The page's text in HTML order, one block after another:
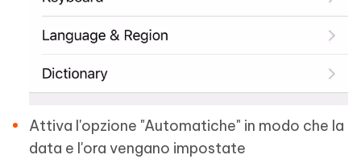
Attiva l'opzione "Automatiche" in modo che la
data e l'ora vengano impostate